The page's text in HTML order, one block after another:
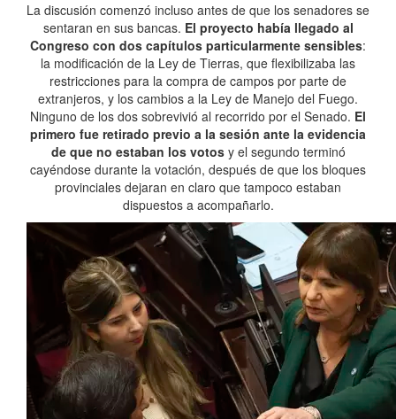
La discusión comenzó incluso antes de que los senadores se
sentaran en sus bancas. El proyecto había llegado al
Congreso con dos capítulos particularmente sensibles:
la modificación de la Ley de Tierras, que flexibilizaba las
restricciones para la compra de campos por parte de
extranjeros, y los cambios a la Ley de Manejo del Fuego.
Ninguno de los dos sobrevivió al recorrido por el Senado. El
primero fue retirado previo a la sesión ante la evidencia
de que no estaban los votos y el segundo terminó
cayéndose durante la votación, después de que los bloques
provinciales dejaran en claro que tampoco estaban
dispuestos a acompañarlo.